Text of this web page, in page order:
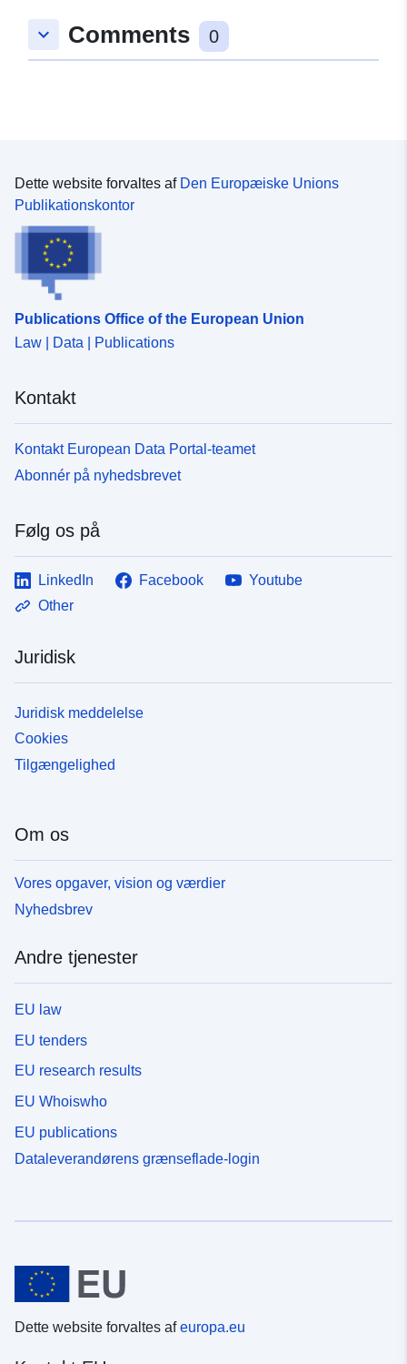
keyboard_arrow_down Comments 0
Dette website forvaltes af Den Europæiske Unions
Publikationskontor
Publications Office of the European Union
Law | Data | Publications
Kontakt
Kontakt European Data Portal-teamet
Abonnér på nyhedsbrevet
Følg os på
LinkedIn Facebook
Youtube
Other
Juridisk
Juridisk meddelelse
Cookies
Tilgængelighed
Om os
Vores opgaver, vision og værdier
Nyhedsbrev
Andre tjenester
EU law
EU tenders
EU research results
EU Whoiswho
EU publications
Dataleverandørens grænseflade-login
Dette website forvaltes afeuropa.eu